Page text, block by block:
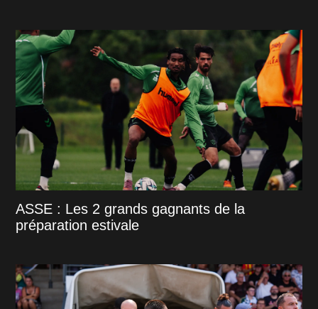
ASSE : Les 2 grands gagnants de la
préparation estivale